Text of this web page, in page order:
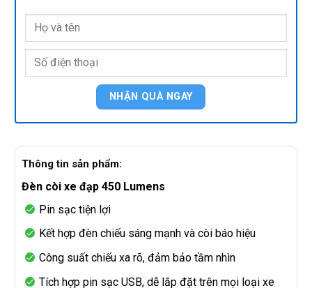
Thông tin sản phẩm:
Đèn còi xe đạp 450 Lumens
Pin sạc tiện lợi
Kết hợp đèn chiếu sáng mạnh và còi báo hiệu
Công suất chiếu xa rõ, đảm bảo tầm nhìn
Tích hợp pin sạc USB, dễ lắp đặt trên mọi loại xe